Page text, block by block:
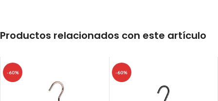
Productos relacionados con este artículo
-60% -60%